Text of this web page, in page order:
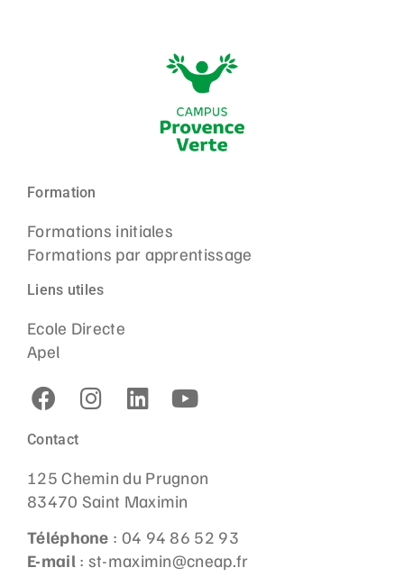
Formation
Formations initiales
Formations par apprentissage
Liens utiles
Ecole Directe
Apel
Contact
125 Chemin du Prugnon
83470 Saint Maximin
Téléphone : 04 94 86 52 93
E-mail : st-maximin@cneap.fr